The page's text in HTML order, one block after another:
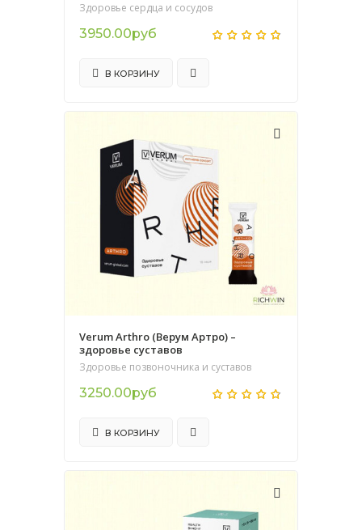
Здоровье сердца и сосудов
3950.00руб
В КОРЗИНУ
Verum Arthro (Верум Артро) –
здоровье суставов
Здоровье позвоночника и суставов
3250.00руб
В КОРЗИНУ